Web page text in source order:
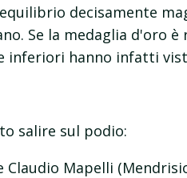
decisamente
Se la medaglia d'oro
inferiori hanno infatti
salire sul podio:
Claudio Mapelli